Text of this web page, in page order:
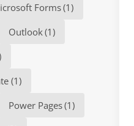
Forms(1)
Outlook (1)
(1)
Power Pages(1)